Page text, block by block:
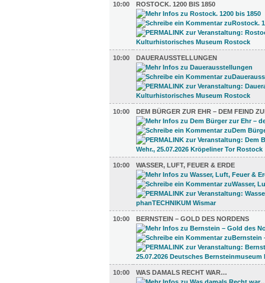
10:00 ROSTOCK. 1200 BIS 1850
10:00 DAUERAUSSTELLUNGEN
10:00 DEM BÜRGER ZUR EHR – DEM FEIND
10:00 WASSER, LUFT, FEUER & ERDE
10:00 BERNSTEIN – GOLD DES NORDENS
10:00 WAS DAMALS RECHT WAR…